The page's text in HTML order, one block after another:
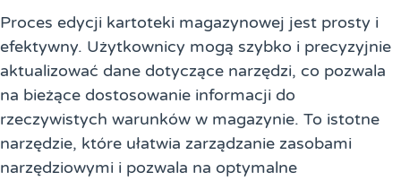
Proces edycji kartoteki magazynowej jest prosty i
efektywny. Użytkownicy mogą szybko i precyzyjnie
aktualizować dane dotyczące narzędzi, co pozwala
na bieżące dostosowanie informacji do
rzeczywistych warunków w magazynie. To istotne
narzędzie, które ułatwia zarządzanie zasobami
narzędziowymi i pozwala na optymalne